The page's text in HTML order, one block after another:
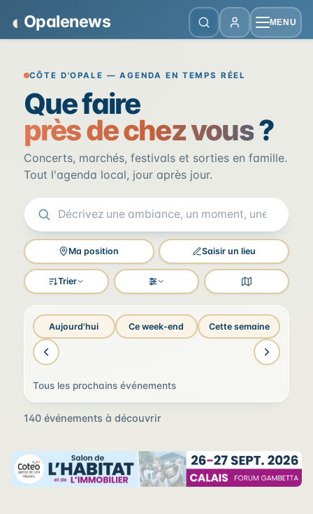
◐ Opalenews MENU
Opalenews — Événements de la
CÔTE D'OPALE — AGENDA EN TEMPS RÉEL
Que faire
près de chez vous?
Concerts, marchés, festivals et sorties en famille.
Tout l'agenda local, jour après jour.
Ma position Saisir un lieu
Trier Filtres Voir la carte
Aujourd'hui Ce week-end Cette semaine
Tous les prochains événements
140 événements à découvrir